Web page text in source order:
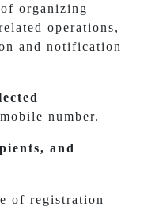
organizing
operations,
and notification
number.
and
of registration